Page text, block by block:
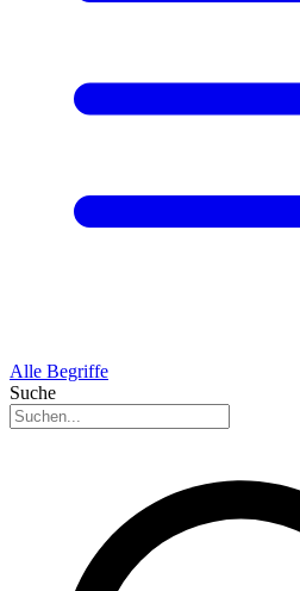
Alle Begriffe
Suche